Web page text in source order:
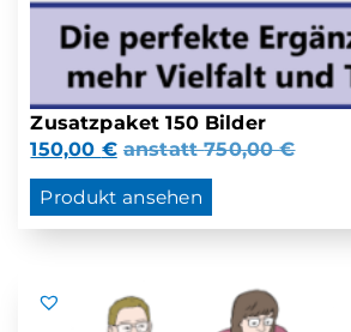
Zusatzpaket 150 Bilder
150,00 € anstatt750,00€
Produkt ansehen